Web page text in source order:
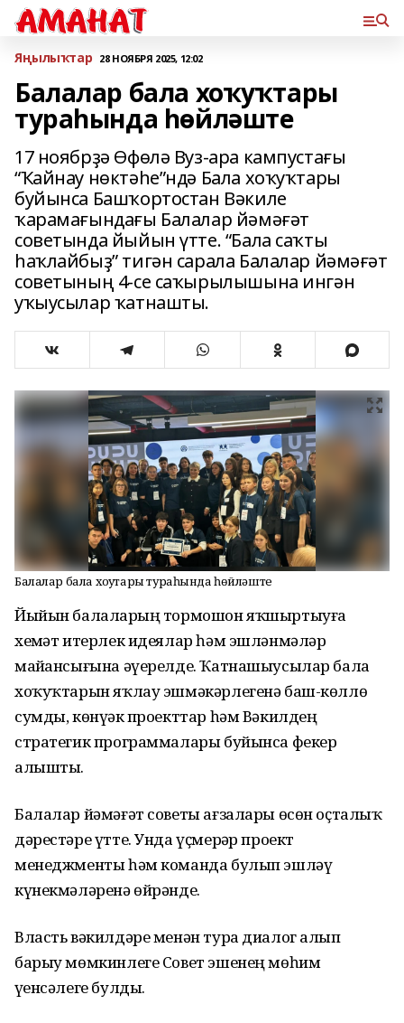
Яңылыҡтар 28 НОЯБРЯ 2025, 12:02
Балалар бала хоҡуҡтары
тураһында һөйләште
17 ноябрҙә Өфөлә Вуз-ара кампустағы
“Ҡайнау нөктәһе”ндә Бала хоҡуҡтары
буйынса Башҡортостан Вәкиле
ҡарамағындағы Балалар йәмәғәт
советында йыйын үтте. “Бала саҡты
һаҡлайбыҙ” тигән сарала Балалар йәмәғәт
советының 4-се саҡырылышына ингән
уҡыусылар ҡатнашты.
Балалар бала хоҡуҡтары тураһында һөйләште
Йыйын балаларҙың тормошон яҡшыртыуға
хеҙмәт итерлек идеялар һәм эшләнмәләр
майҙансығына әүерелде. Ҡатнашыусылар бала
хоҡуҡтарын яҡлау эшмәкәрлегенә баш-көллө
сумды, көнүҙәк проекттар һәм Вәкилдең
стратегик программалары буйынса фекер
алышты.
Балалар йәмәғәт советы ағзалары өсөн оҫталыҡ
дәрестәре үтте. Унда үҫмерҙәр проект
менеджменты һәм команда булып эшләү
күнекмәләренә өйрәнде.
Власть вәкилдәре менән тура диалог алып
барыу мөмкинлеге Совет эшенең мөһим
үҙенсәлеге булды.